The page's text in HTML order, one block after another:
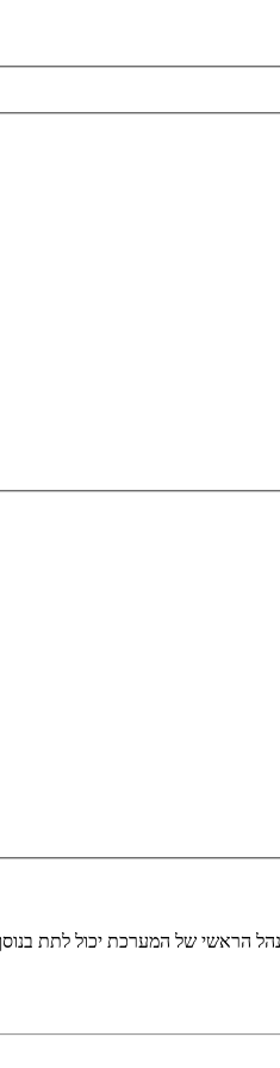
הראשי של המערכת יכול לתת